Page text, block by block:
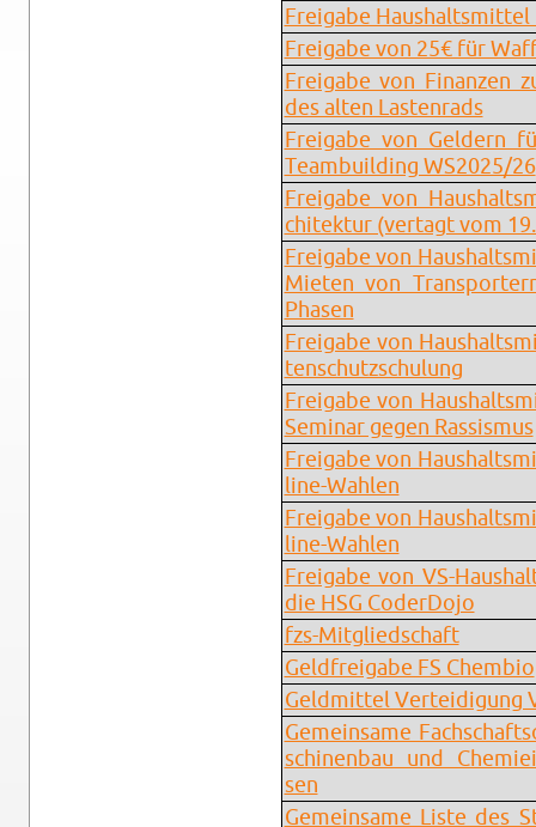
Frei­ga­be Haus­halts­mit­tel
Frei­ga­be von 25€ für
Frei­ga­be von Fi­nan­zen
des alten Las­ten­rads
Frei­ga­be von Gel­dern
Team­buil­ding WS2025/26
Frei­ga­be von
chi­tek­tur (ver­tagt vom
Frei­ga­be von
Mie­ten von
Pha­sen
Frei­ga­be von
ten­schutz­schu­lung
Frei­ga­be von
Se­mi­nar gegen Ras­sis­mus
Frei­ga­be von
line-Wah­len
Frei­ga­be von
line-Wah­len
Frei­ga­be von VS-
die HSG Coder­Do­jo
fzs-Mit­glied­schaft
Geld­frei­ga­be FS Chem­bio
Geld­mit­tel Ver­tei­di­gung
Ge­mein­sa­me
schi­nen­bau und
sen
Ge­mein­sa­me Liste des